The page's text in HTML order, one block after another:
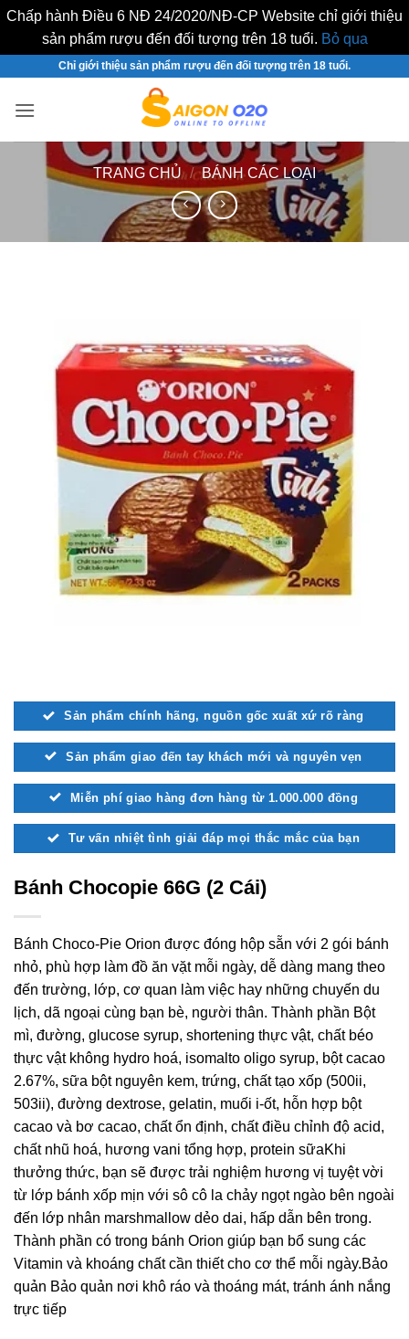
Chấp hành Điều 6 NĐ 24/2020/NĐ-CP Website chỉ giới thiệu
sản phẩm rượu đến đối tượng trên 18 tuổi. Bỏ qua
nội
Chỉ giới thiệu sản phẩm rượu đến đối tượng trên 18 tuổi.
TRANG CHỦ / BÁNH CÁC LOẠI
Sản phẩm chính hãng, nguồn gốc xuất xứ rõ ràng
Sản phẩm giao đến tay khách mới và nguyên vẹn
Miễn phí giao hàng đơn hàng từ 1.000.000 đồng
Tư vấn nhiệt tình giải đáp mọi thắc mắc của bạn
Bánh Chocopie 66G (2 Cái)
Bánh Choco-Pie Orion được đóng hộp sẵn với 2 gói bánh
nhỏ, phù hợp làm đồ ăn vặt mỗi ngày, dễ dàng mang theo
đến trường, lớp, cơ quan làm việc hay những chuyến du
lịch, dã ngoại cùng bạn bè, người thân. Thành phần Bột
mì, đường, glucose syrup, shortening thực vật, chất béo
thực vật không hydro hoá, isomalto oligo syrup, bột cacao
2.67%, sữa bột nguyên kem, trứng, chất tạo xốp (500ii,
503ii), đường dextrose, gelatin, muối i-ốt, hỗn hợp bột
cacao và bơ cacao, chất ổn định, chất điều chỉnh độ acid,
chất nhũ hoá, hương vani tổng hợp, protein sữaKhi
thưởng thức, bạn sẽ được trải nghiệm hương vị tuyệt vời
từ lớp bánh xốp mịn với sô cô la chảy ngọt ngào bên ngoài
đến lớp nhân marshmallow dẻo dai, hấp dẫn bên trong.
Thành phần có trong bánh Orion giúp bạn bổ sung các
Vitamin và khoáng chất cần thiết cho cơ thể mỗi ngày.Bảo
quản Bảo quản nơi khô ráo và thoáng mát, tránh ánh nắng
trực tiếp